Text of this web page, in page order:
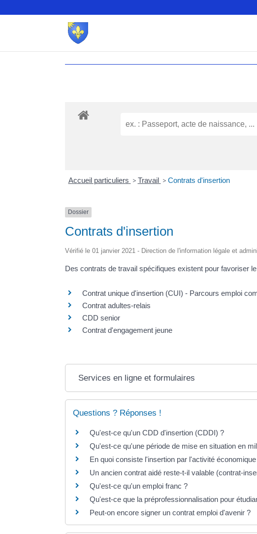
Accueil particuliers > Travail > Contrats d'insertion
Dossier
Contrats d'insertion
Vérifié le 01 janvier 2021 - Direction de l'information légale et
Des contrats de travail spécifiques existent pour favoriser
Contrat unique d'insertion (CUI) - Parcours emploi
Contrat adultes-relais
CDD senior
Contrat d'engagement jeune
Services en ligne et formulaires
Questions ? Réponses !
Qu'est-ce qu'un CDD d'insertion (CDDI) ?
Qu'est-ce qu'une période de mise en situation en
En quoi consiste l'insertion par l'activité
Un ancien contrat aidé reste-t-il valable (contrat-
Qu'est-ce qu'un emploi franc ?
Qu'est-ce que la préprofessionnalisation pour
Peut-on encore signer un contrat emploi d'avenir ?